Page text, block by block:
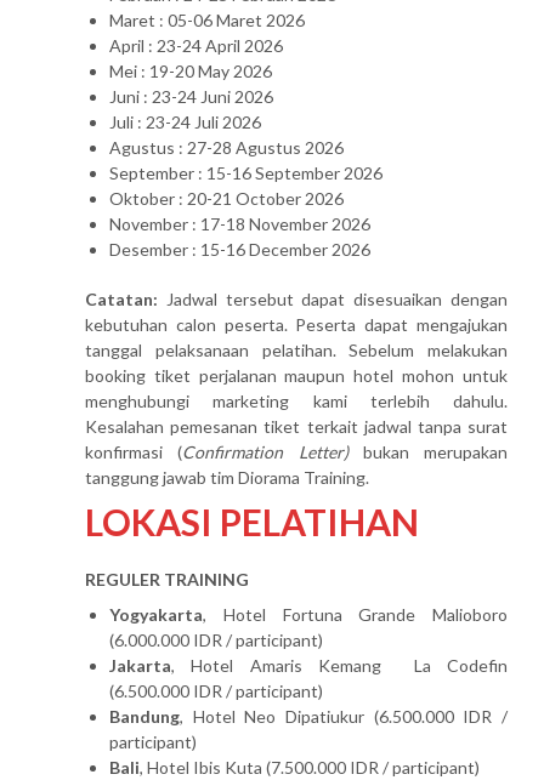
Maret : 05-06 Maret 2026
April : 23-24 April 2026
Mei : 19-20 May 2026
Juni : 23-24 Juni 2026
Juli : 23-24 Juli 2026
Agustus : 27-28 Agustus 2026
September : 15-16 September 2026
Oktober : 20-21 October 2026
November : 17-18 November 2026
Desember : 15-16 December 2026
Catatan: Jadwal tersebut dapat disesuaikan dengan
kebutuhan calon peserta. Peserta dapat mengajukan
tanggal pelaksanaan pelatihan. Sebelum melakukan
booking tiket perjalanan maupun hotel mohon untuk
menghubungi marketing kami terlebih dahulu.
Kesalahan pemesanan tiket terkait jadwal tanpa surat
konfirmasi (Confirmation Letter)bukan merupakan
tanggung jawab tim Diorama Training.
LOKASI PELATIHAN
REGULER TRAINING
Yogyakarta, Hotel Fortuna Grande Malioboro
(6.000.000 IDR / participant)
Jakarta, Hotel Amaris Kemang La Codefin
(6.500.000 IDR / participant)
Bandung, Hotel Neo Dipatiukur (6.500.000 IDR /
participant)
Bali, Hotel Ibis Kuta (7.500.000 IDR / participant)